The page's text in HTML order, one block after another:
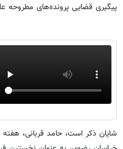
پیگیری قضایی پرونده‌های مطروحه
شایان ذکر است، حامد قربانی،